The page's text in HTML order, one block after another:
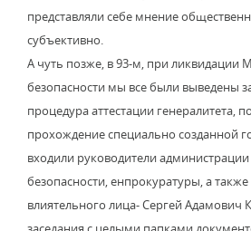
представляли себе мнение
субъективно.
А чуть позже, в 93-м, при ликвидации
безопасности мы все были выведены
процедура аттестации генералитета,
прохождение специально созданной
входили руководители
безопасности, енпрокуратуры, а также
влиятельного лица- Сергей Адамович